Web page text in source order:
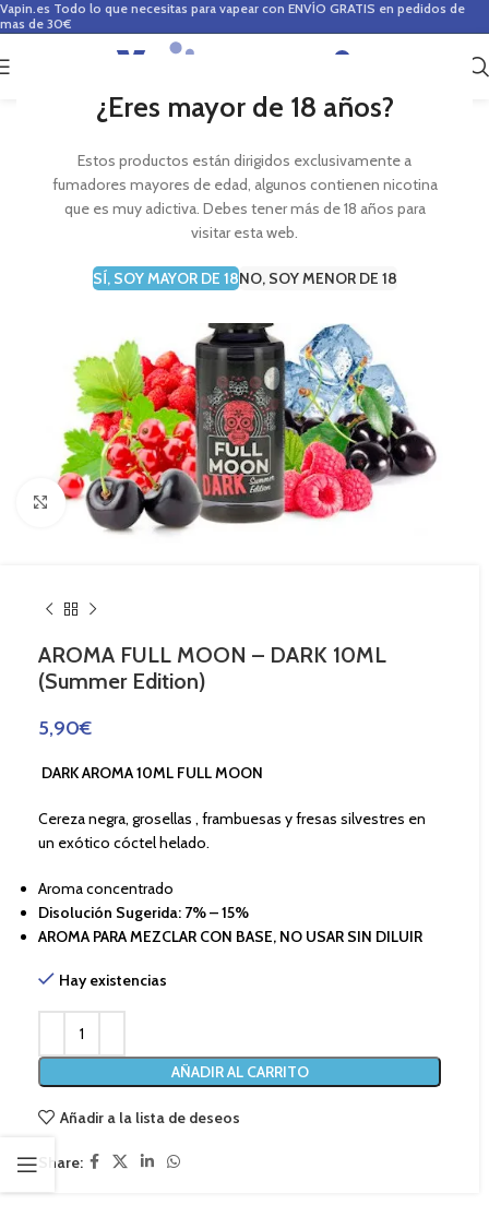
¿Eres mayor de 18 años?
Estos productos están dirigidos exclusivamente a
fumadores mayores de edad, algunos contienen nicotina
que es muy adictiva. Debes tener más de 18 años para
visitar esta web.
SÍ, SOY MAYOR DE 18NO, SOY MENOR DE 18
Vapin.es Todo lo que necesitas para vapear con ENVÍO GRATIS en pedidos de
mas de 30€
0
Haga Click para agrandar
AROMA FULL MOON – DARK 10ML
(Summer Edition)
5,90€
DARK AROMA 10ML FULL MOON
Cereza negra, grosellas , frambuesas y fresas silvestres en
un exótico cóctel helado.
Aroma concentrado
Disolución Sugerida: 7% – 15%
AROMA PARA MEZCLAR CON BASE, NO USAR SIN DILUIR
Hay existencias
AÑADIR AL CARRITO
Añadir a la lista de deseos
Share: